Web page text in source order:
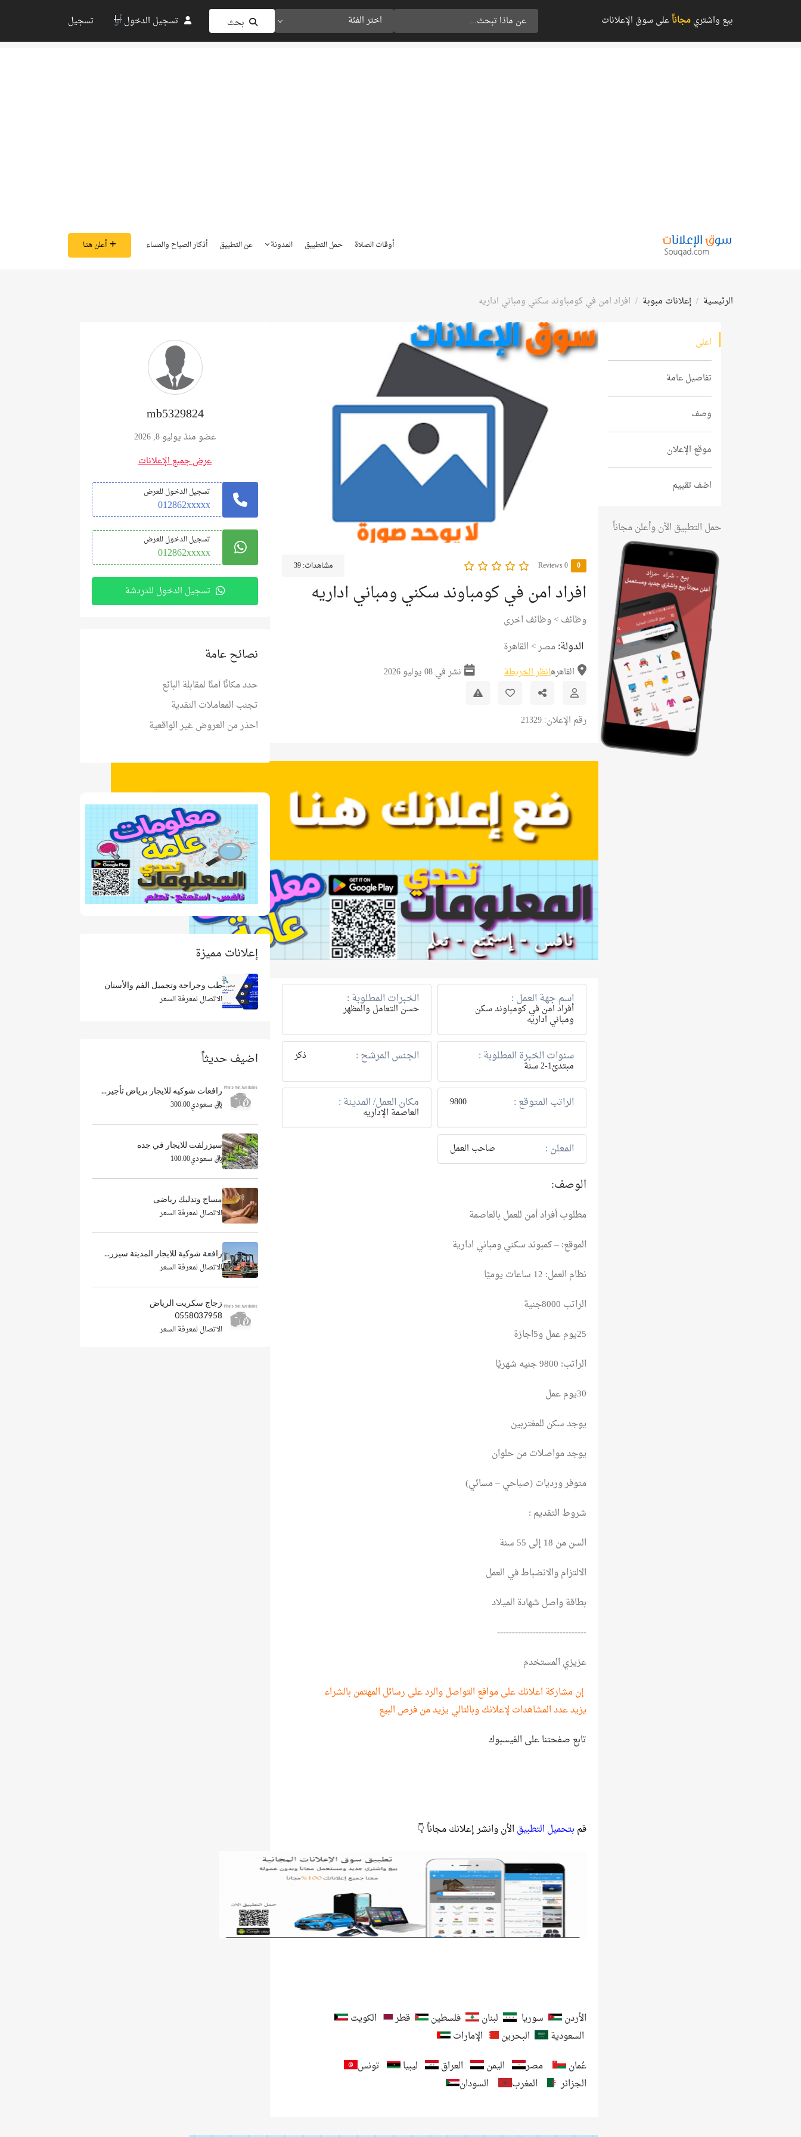
بيع واشتريمجاناًعلى سوق الإعلانات اختر الفئة بحث تسجيل الدخولأو تسجيل
أوقات الصلاة حمل التطبيق المدونة عن التطبيق أذكار الصباح والمساء أعلن هنـا
الرئيسية إعلانات مبوبة افراد امن في كومباوند سكني ومباني اداريه
اعلى
تفاصيل عامة
وصف
موقع الإعلان
اضف تقييم
حمل التطبيق الأن وأعلن مجاناً
0
0 Reviews مشاهدات:39
افراد امن في كومباوند سكني ومباني اداريه
وظائف>وظائف اخرى
الدولة: مصر> القاهرة
القاهرهانظر الخريطة نشر في 08 يوليو 2026
رقم الإعلان: 21329
اسم جهة العمل :
أفراد امن في كومباوند سكن
ومباني اداريه
الخبرات المطلوبة :
حسن التعامل والمظهر
سنوات الخبرة المطلوبة :
مبتدئ1-2 سنة
الجنس المرشح : ذكر
الراتب المتوقع : 9800 مكان العمل/ المدينة :
العاصمة الإداريه
المعلن : صاحب العمل
الوصف:
مطلوب أفراد أمن للعمل بالعاصمة
الموقع: – كمبوند سكني ومباني ادارية
نظام العمل: 12 ساعات يوميًا
الراتب 8000جنية
25يوم عمل و5اجازة
الراتب: 9800 جنيه شهريًا
30يوم عمل
يوجد سكن للمغتربين
يوجد مواصلات من حلوان
متوفر ورديات (صباحي – مسائي)
شروط التقديم :
السن من 18 إلى 55 سنة
الالتزام والانضباط في العمل
بطاقة واصل شهادة الميلاد
------------------------------
عزيزي المستخدم
إن مشاركة اعلانك على مواقع التواصل والرد على رسائل المهتمن بالشراء
يزيد عدد المشاهدات لإعلانك وبالتالي يزيد من فرص البيع
تابع صفحتنا على الفيسبوك
قم بتحميل التطبيق الأن وانشر إعلانك مجاناً 👇
الأردن سوريا لبنان فلسطين قطر
الكويت
السعودية
البحرين
الإمارات
عُمان
مصر اليمن العراق ليبيا
تونس
الجزائر
المغرب السودان
mb5329824
عضو منذ يوليو 8, 2026
عرض جميع الإعلانات
تسجيل الدخول للعرض
012862xxxxx
تسجيل الدخول للعرض
012862xxxxx
تسجيل الدخول للدردشة
نصائح عامة
حدد مكانًا آمنًا لمقابلة البائع
تجنب المعاملات النقدية
احذر من العروض غير الواقعية
إعلانات مميزة
طب وجراحة وتجميل الفم والأسنان
الاتصال لمعرفة السعر
اضيف حديثاً
رافعات شوكيه للايجار برياض تأجير...
ريال سعودي300.00
سيزرلفت للايجار في جده
ريال سعودي100.00
مساج وتدليك رياضى
الاتصال لمعرفة السعر
رافعة شوكية للايجار المدينة سيزر...
الاتصال لمعرفة السعر
زجاج سكريت الرياض
0558037958
الاتصال لمعرفة السعر